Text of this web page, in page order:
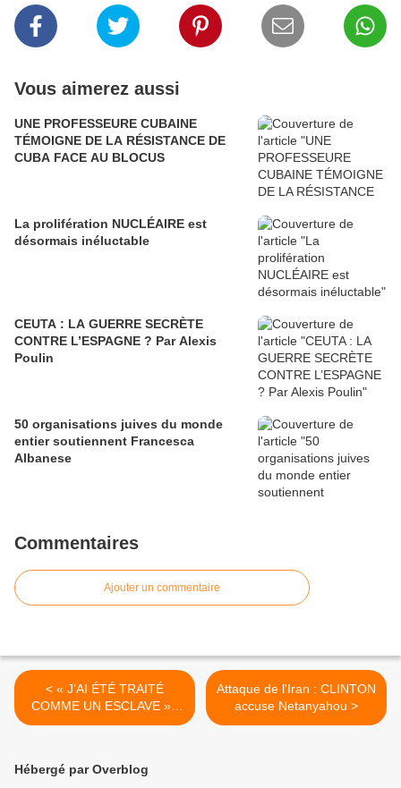
Vous aimerez aussi
UNE PROFESSEURE CUBAINE
TÉMOIGNE DE LA RÉSISTANCE DE
CUBA FACE AU BLOCUS
La prolifération NUCLÉAIRE est
désormais inéluctable
CEUTA : LA GUERRE SECRÈTE
CONTRE L’ESPAGNE ? Par Alexis
Poulin
50 organisations juives du monde
entier soutiennent Francesca
Albanese
Commentaires
Ajouter un commentaire
< « J’AI ÉTÉ TRAITÉ
COMME UN ESCLAVE » :
l’envers du Champagne
Attaque de l'Iran : CLINTON
accuse Netanyahou >
Hébergé par Overblog